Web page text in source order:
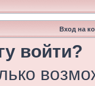
Вход на
войти?